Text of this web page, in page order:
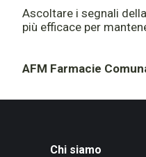
Ascoltare i segnali
più efficace per
AFM Farmacie
Chi siamo